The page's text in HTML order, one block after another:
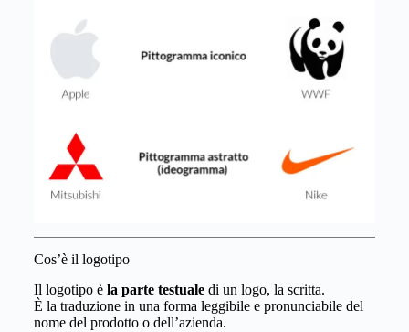
Cos’è il logotipo
Il logotipo è la parte testualedi un logo, la scritta.
È la traduzione in una forma leggibile e pronunciabile del
nome del prodotto o dell’azienda.